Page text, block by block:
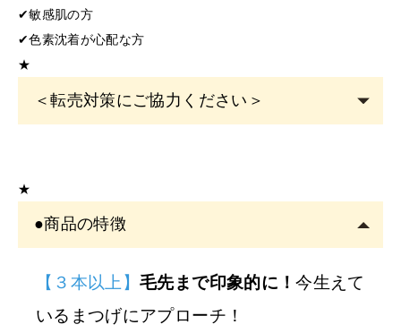
✔敏感肌の方
✔色素沈着が心配な方
★
＜転売対策にご協力ください＞
クの運営者または従事者のみ購入可能です。
アカウント登録は
をご記入くださ
い。
「個人名」
★
●商品の特徴
【３本以上】毛先まで印象的に！今生えて
いるまつげにアプローチ！